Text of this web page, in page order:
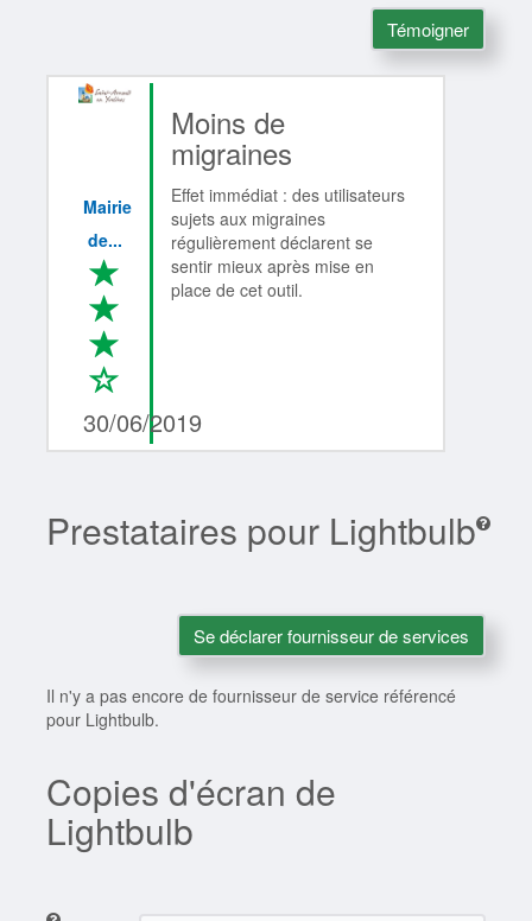
Témoigner
Mairie
de...
30/06/2019
Moins de
migraines
Effet immédiat : des utilisateurs
sujets aux migraines
régulièrement déclarent se
sentir mieux après mise en
place de cet outil.
Prestataires pour Lightbulb
Se déclarer fournisseur de services
Il n'y a pas encore de fournisseur de service référencé
pour Lightbulb.
Copies d'écran de
Lightbulb